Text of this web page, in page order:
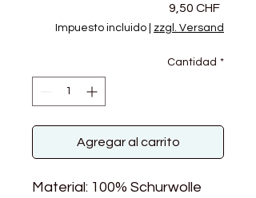
9,50 CHFPrecio
Impuesto incluido zzgl. Versand
Cantidad *
Agregar al carrito
Material: 100% Schurwolle